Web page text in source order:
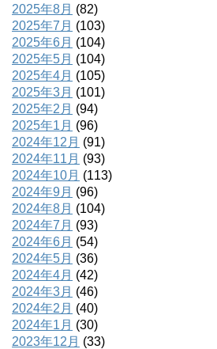
2025年8月 (82)
2025年7月 (103)
2025年6月 (104)
2025年5月 (104)
2025年4月 (105)
2025年3月 (101)
2025年2月 (94)
2025年1月 (96)
2024年12月 (91)
2024年11月 (93)
2024年10月 (113)
2024年9月 (96)
2024年8月 (104)
2024年7月 (93)
2024年6月 (54)
2024年5月 (36)
2024年4月 (42)
2024年3月 (46)
2024年2月 (40)
2024年1月 (30)
2023年12月 (33)